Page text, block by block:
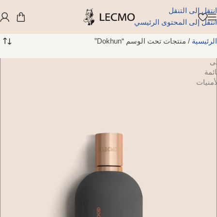
انتقل إلى التنقل
انتقل إلى المحتوى الرئيسي
الرئيسية / منتجات تحت الوسم “Dokhun”